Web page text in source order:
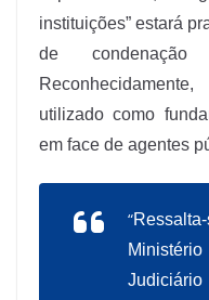
instituições” estará
de
utilizado como
em face de agentes
“